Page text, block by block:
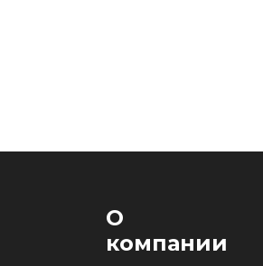
О
компании